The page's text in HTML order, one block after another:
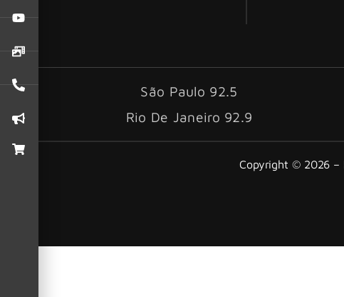
São Paulo 92.5
Rio De Janeiro 92.9
Copyright © 2026 –